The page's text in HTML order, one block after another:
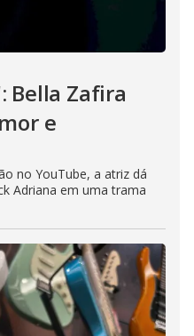
Bella Zafira
e
no YouTube, a atriz dá
Adriana em uma trama